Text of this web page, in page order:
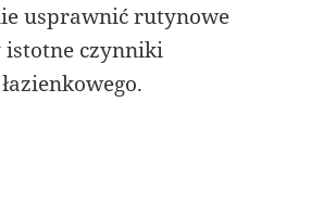
usprawnić rutynowe
czynniki